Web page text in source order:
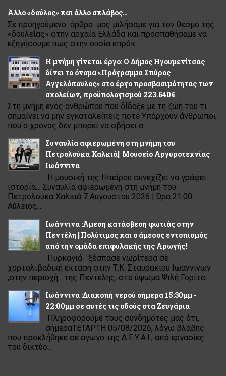
Άλλο «δούλος» και άλλο σκλάβος…
Σε προηγούμενο άρθρο μας μιλήσαμε για τον θεσμό της
«δουλείας» στην αρχαία Ελλάδα και προσπαθήσαμε να
εξηγήσουμε πως στην ουσία επρόκ...
Η μνήμη γίνεται έργο: Ο Δήμος Ηγουμενίτσας
δίνει το όνομα «Πρόγραμμα Σπύρος
Αγγελόπουλος» στο έργο προσβασιμότητας των
σχολείων, προϋπολογισμού 223.640€
Στη μνήμη ενός ανθρώπου που δίδαξε με τη ζωή του τι
σημαίνει να μην εγκαταλείπεις ποτέ Υπάρχουν άνθρωποι
που ο χρόνος δεν μπορεί να σβήσει α...
Συναυλία αφιερωμένη στη μνήμη του
Πετρολούκα Χαλκιά|| Μουσείο Αργυροτεχνίας
Ιωάννινα
Η μουσική της Ηπείρου συνεχίζει να γράφει
ιστορία… Συναυλία αφιερωμένη στη μνήμη του
Πετρολούκα Χαλκιά 7 Αυγούστου 2026 | Ώρα 21:00
Αύλειος...
Ιωάννινα :Άμεση κατάσβεση φωτιάς στην
Πεντέλη ||Πολύτιμος και ο άμεσος εντοπισμός
από την ομάδα επιφυλακής της Αρωγής!
Πυρκαγιά ξέσπασε νωρίτερα σε
χορτολιβαδική έκταση στην Τ.Κ. Σταυρακίου Ιωαννίνων
,στην περιοχή της Πεντέλης, στο ύψωμα Ψιλή Γορίτσ...
Ιωάννινα :Διακοπή νερού σήμερα 15:30μμ -
22:00μμ σε αυτές τις οδούς στα Ζευγάρια
Πληροφορούμε τους συνδημότες μας ότι,
σήμεραΤΕΤΑΡΤΗ 05/08/2026, λόγω βλάβης
που προκλήθηκε σε αγωγό της Δ.Ε.Υ.Α.Ι., από εργασίες
του δικτύο...